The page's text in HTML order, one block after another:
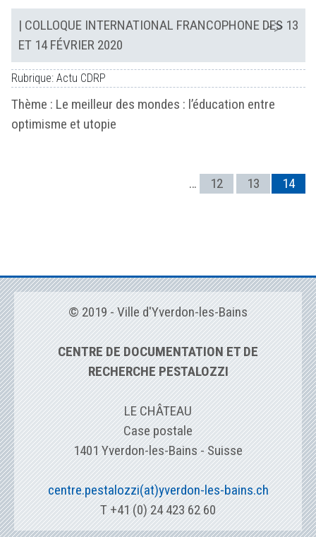
| COLLOQUE INTERNATIONAL FRANCOPHONE DES 13
ET 14 FÉVRIER 2020
Rubrique: Actu CDRP
Thème : Le meilleur des mondes : l’éducation entre
optimisme et utopie
… 12 13 14
© 2019 - Ville d'Yverdon-les-Bains
CENTRE DE DOCUMENTATION ET DE
RECHERCHE PESTALOZZI
LE CHÂTEAU
Case postale
1401 Yverdon-les-Bains - Suisse
centre.pestalozzi(at)yverdon-les-bains.ch
T +41 (0) 24 423 62 60